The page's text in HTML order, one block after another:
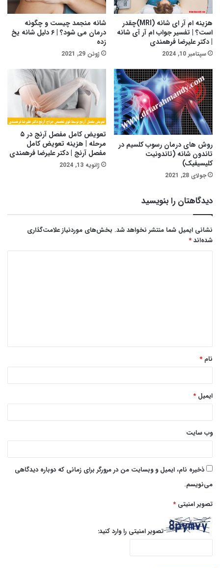
هزینه ام آر ای شانه (MRI)چقدر
است؟ | تفسیر جواب ام آر آی شانه
| دکتر علیرضا فرهمندی
سپتامبر 10, 2024
شانه منجمد چیست و چگونه
درمان می شود؟ | ۶ دلیل شانه یخ
زده
ژوئن 29, 2021
روش های درمان رسوب کلسیم در
تاندون شانه (تاندونیت
کلیسیفیک)
جولای 28, 2021
تعویض کامل مفصل آرنج در ۵
مرحله | هزینه تعویض کامل
مفصل آرنج | دکتر علیرضا فرهمندی
ژانویه 13, 2024
دیدگاهتان را بنویسید
نشانی ایمیل شما منتشر نخواهد شد. بخش‌های موردنیاز علامت‌گذاری
شده‌اند*
*
نام *
ایمیل *
وب‌ سایت
ذخیره نام، ایمیل و وبسایت من در مرورگر برای زمانی که دوباره دیدگاهی
می‌نویسم.
تصویر امنیتی *
تصویر امنیتی را وارد کنید: